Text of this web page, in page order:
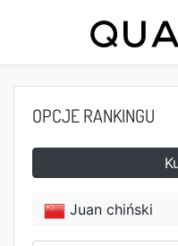
OPCJE RANKINGU
Juan chiński